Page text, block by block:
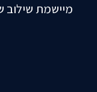
מיישמת שילוב